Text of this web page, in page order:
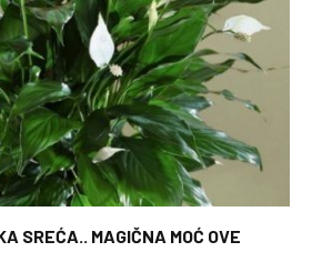
SREĆA.. MAGIČNA MOĆ OVE